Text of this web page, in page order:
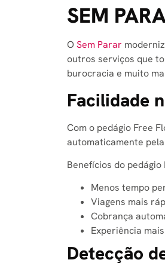
SEM
O Sem Parar
outros serviços que
burocracia e muito
Facilidade
Com o pedágio Free
automaticamente
Benefícios do pedágio
Menos tempo
Viagens mais
Cobrança
Experiência
Detecção